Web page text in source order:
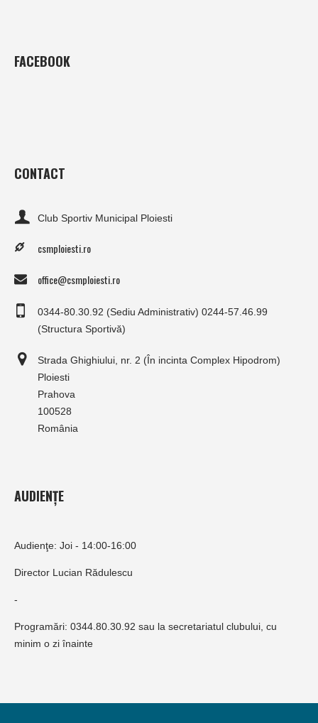
FACEBOOK
CONTACT
Club Sportiv Municipal Ploiesti
csmploiesti.ro
office@csmploiesti.ro
0344-80.30.92 (Sediu Administrativ) 0244-57.46.99
(Structura Sportivă)
Strada Ghighiului, nr. 2 (În incinta Complex Hipodrom)
Ploiesti
Prahova
100528
România
AUDIENȚE
Audienţe: Joi - 14:00-16:00
Director Lucian Rădulescu
-
Programări: 0344.80.30.92 sau la secretariatul clubului, cu
minim o zi înainte